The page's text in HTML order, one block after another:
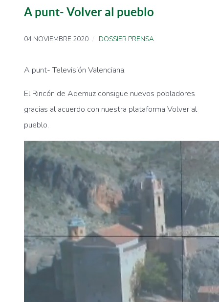
A punt- Volver al pueblo
04 NOVIEMBRE 2020 DOSSIER PRENSA
A punt- Televisión Valenciana.
El Rincón de Ademuz consigue nuevos pobladores
gracias al acuerdo con nuestra plataforma Volver al
pueblo.